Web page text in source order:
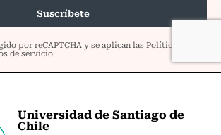
Universidad de Santiago de
Chile